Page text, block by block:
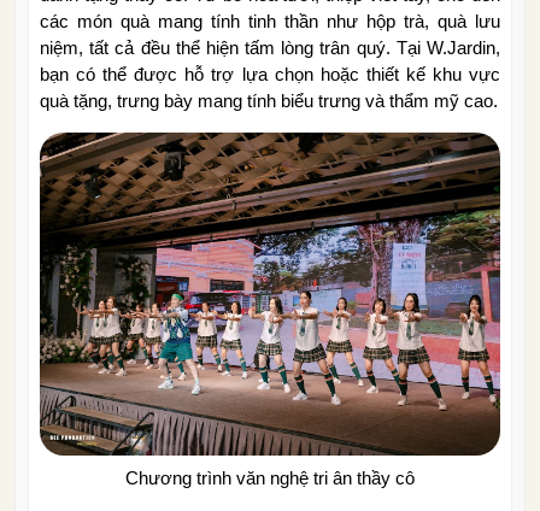
các món quà mang tính tinh thần như hộp trà, quà lưu
niệm, tất cả đều thể hiện tấm lòng trân quý. Tại W.Jardin,
bạn có thể được hỗ trợ lựa chọn hoặc thiết kế khu vực
quà tặng, trưng bày mang tính biểu trưng và thẩm mỹ cao.
Chương trình văn nghệ tri ân thầy cô